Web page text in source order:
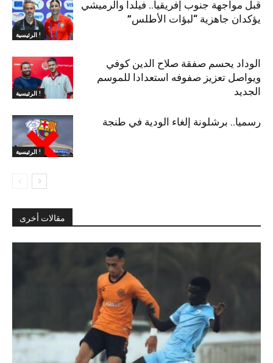
الرئيسية !
قبل مواجهة جنوب إفريقيا.. فيلدا والرميشي
يؤكدان جاهزية “لبؤات الأطلس”
الرئيسية !
الوداد يحسم صفقة صلاح الدين كوفي
ويواصل تعزيز صفوفه استعدادا للموسم
الجديد
الرئيسية !
رسميا.. برشلونة إلغاء الودية في طنجة
مقالات أخرى